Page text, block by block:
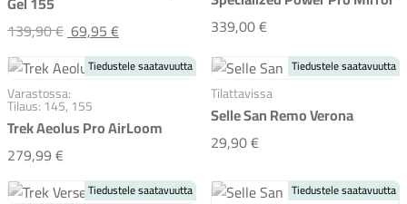
139,90 €69,95 €
hinta
oli:139,90 €
Specialized Romin EVO Expert Gel 155
339,00 €Specialized Power
Varastossa:
Tilaus: 145, 155
Trek Aeolus Pro AirLoom
279,99 €Trek Aeolus Pro AirLoom
Tiedustele saatavuutta
Tilattavissa
Selle San Remo Verona
29,90 €Selle San Remo Verona
Tiedustele saatavuutta
Tiedustele saatavuutta Tiedustele saatavuutta